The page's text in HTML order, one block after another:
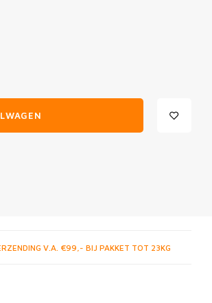
V.A. €99,- BIJ PAKKET TOT 23KG